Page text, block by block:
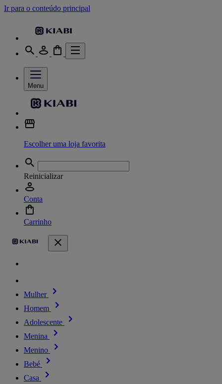
Ir para o conteúdo principal
Menu
Escolher uma loja favorita
Reinicializar
Conta
Carrinho
Mulher
Homem
Adolescente
Menina
Menino
Bebé
Casa